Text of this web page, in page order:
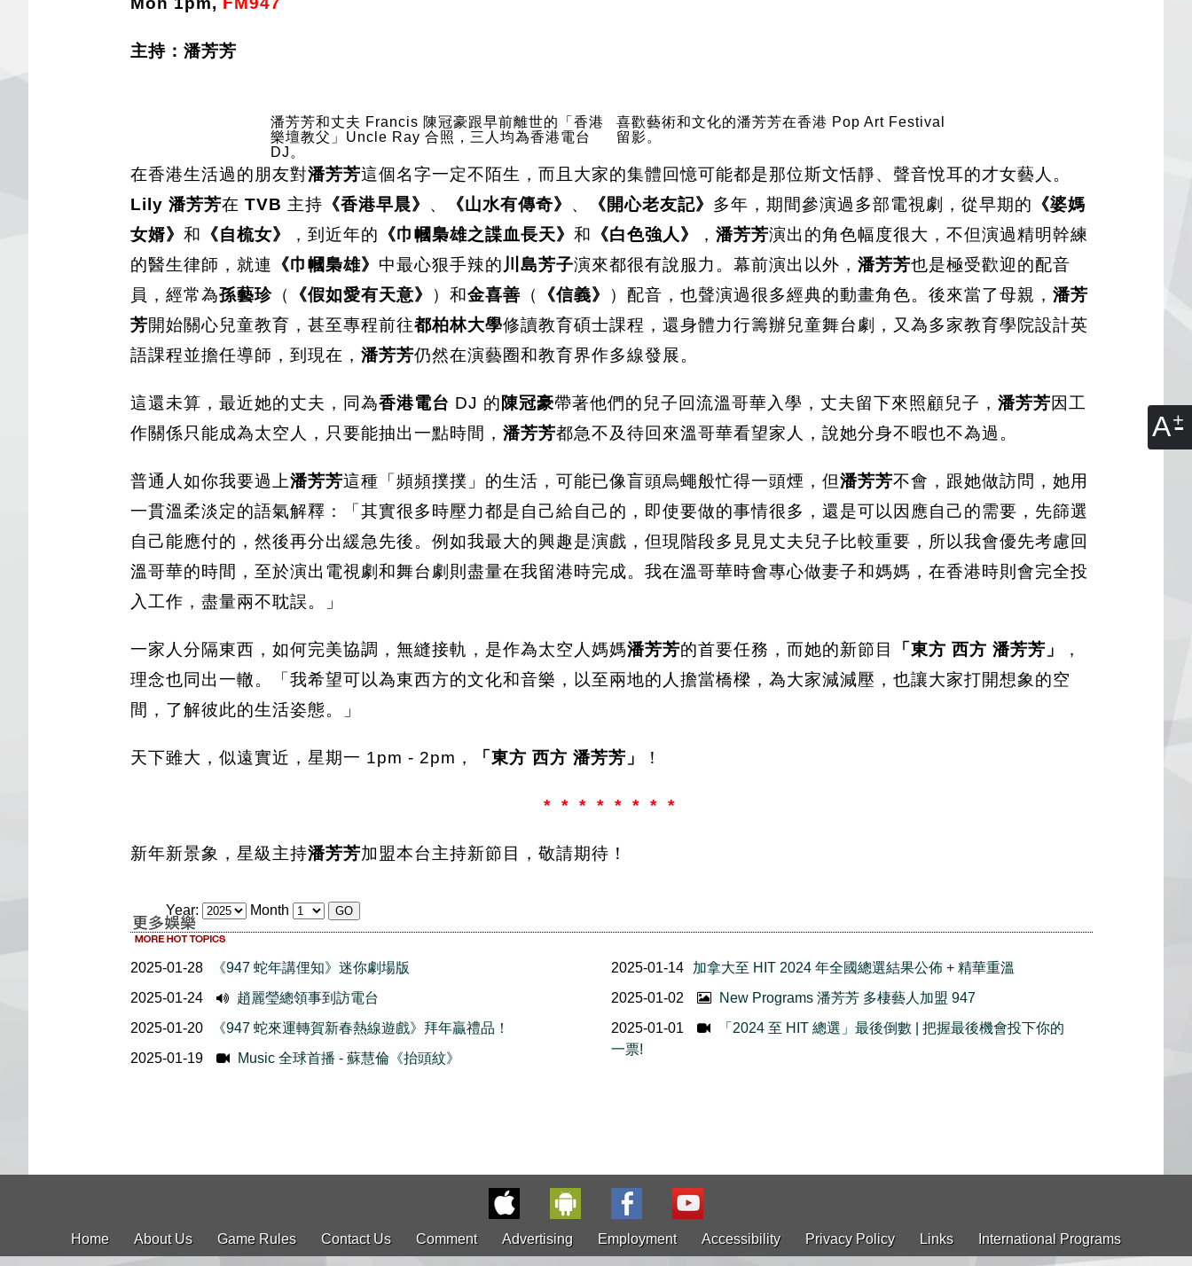
A
主持：潘芳芳
潘芳芳和丈夫 Francis 陳冠豪跟早前離世的「香港
樂壇教父」Uncle Ray 合照，三人均為香港電台
DJ。
喜歡藝術和文化的潘芳芳在香港 Pop Art Festival
留影。
在香港生活過的朋友對潘芳芳這個名字一定不陌生，而且大家的集體回憶可能都是那位斯文恬靜、聲音悅耳的才女藝人。
Lily 潘芳芳在 TVB 主持 《香港早晨》 、 《山水有傳奇》 、 《開心老友記》 多年，期間參演過多部電視劇，從早期的 《婆媽
女婿》 和 《自梳女》 ，到近年的 《巾幗梟雄之諜血長天》 和 《白色強人》 ， 潘芳芳演出的角色幅度很大，不但演過精明幹練
的醫生律師，就連 《巾幗梟雄》 中最心狠手辣的 川島芳子演來都很有說服力。幕前演出以外， 潘芳芳也是極受歡迎的配音
員，經常為孫藝珍 （ 《假如愛有天意》 ）和金喜善 （ 《信義》 ）配音，也聲演過很多經典的動畫角色。後來當了母親， 潘芳
芳開始關心兒童教育，甚至專程前往都柏林大學修讀教育碩士課程，還身體力行籌辦兒童舞台劇，又為多家教育學院設計英
語課程並擔任導師，到現在， 潘芳芳仍然在演藝圈和教育界作多線發展。
這還未算，最近她的丈夫，同為香港電台 DJ 的 陳冠豪帶著他們的兒子回流溫哥華入學，丈夫留下來照顧兒子， 潘芳芳因工
作關係只能成為太空人，只要能抽出一點時間， 潘芳芳都急不及待回來溫哥華看望家人，說她分身不暇也不為過。
普通人如你我要過上潘芳芳這種「頻頻撲撲」的生活，可能已像盲頭烏蠅般忙得一頭煙，但潘芳芳不會，跟她做訪問，她用
一貫溫柔淡定的語氣解釋：「其實很多時壓力都是自己給自己的，即使要做的事情很多，還是可以因應自己的需要，先篩選
自己能應付的，然後再分出緩急先後。例如我最大的興趣是演戲，但現階段多見見丈夫兒子比較重要，所以我會優先考慮回
溫哥華的時間，至於演出電視劇和舞台劇則盡量在我留港時完成。我在溫哥華時會專心做妻子和媽媽，在香港時則會完全投
入工作，盡量兩不耽誤。」
一家人分隔東西，如何完美協調，無縫接軌，是作為太空人媽媽潘芳芳的首要任務，而她的新節目 「東方 西方 潘芳芳」
，
理念也同出一轍。「我希望可以為東西方的文化和音樂，以至兩地的人擔當橋樑，為大家減減壓，也讓大家打開想象的空
間，了解彼此的生活姿態。」
天下雖大，似遠實近，星期一 1pm - 2pm， 「東方 西方 潘芳芳」 ！
* * * * * * * *
新年新景象，星級主持潘芳芳加盟本台主持新節目，敬請期待！
Year: Month
2025-01-28
《947 蛇年講俚知》迷你劇場版
2025-01-24
趙麗瑩總領事到訪電台
2025-01-20
《947 蛇來運轉賀新春熱線遊戲》拜年贏禮品！
2025-01-19
Music 全球首播 - 蘇慧倫《抬頭紋》
2025-01-14
加拿大至 HIT 2024 年全國總選結果公佈 + 精華重溫
2025-01-02
New Programs 潘芳芳 多棲藝人加盟 947
2025-01-01
「2024 至 HIT 總選」最後倒數 | 把握最後機會投下你的
一票!
Home About Us Game Rules Contact Us Comment Advertising Employment Accessibility Privacy Policy Links International Programs